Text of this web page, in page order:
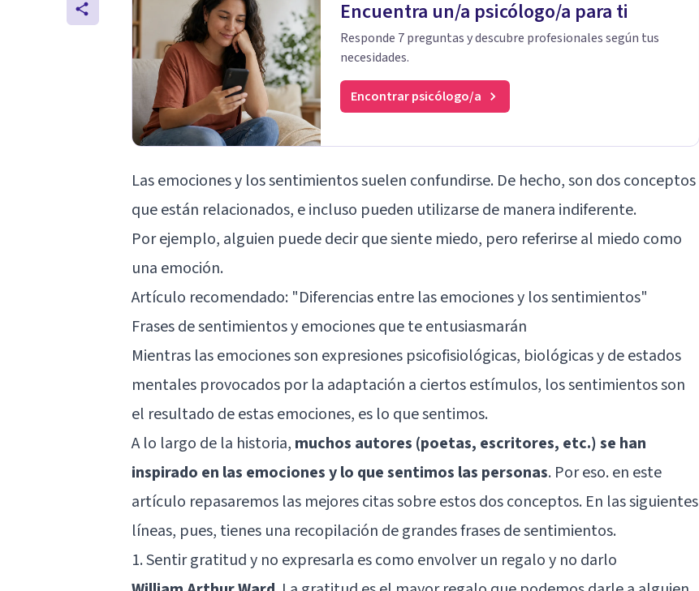
Encuentra un/a psicólogo/a para ti
Responde 7 preguntas y descubre profesionales según tus
necesidades.
Encontrar psicólogo/a
Las emocionesy los sentimientos suelen confundirse. De hecho, son dos conceptos
que están relacionados, e incluso pueden utilizarse de manera indiferente.
Por ejemplo, alguien puede decir quesiente miedo, pero referirse al miedo como
una emoción.
Artículo recomendado: "Diferencias entre las emociones y los sentimientos"
Frases de sentimientos y emociones que te entusiasmarán
Mientras las emociones son expresiones psicofisiológicas, biológicas y de estados
mentales provocados por la adaptación a ciertos estímulos, los sentimientos son
el resultado de estas emociones, es lo que sentimos.
A lo largo de la historia, muchos autores (poetas, escritores, etc.) se han
inspirado en las emociones y lo que sentimos las personas. Por eso. en este
artículo repasaremos las mejores citas sobre estos dos conceptos. En las siguientes
líneas, pues, tienes una recopilación de grandes frases de sentimientos.
1. Sentir gratitud y no expresarla es como envolver un regalo y no darlo